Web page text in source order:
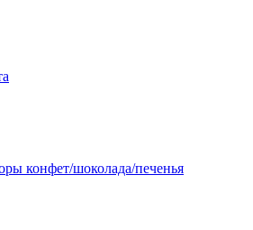
конфет/шоколада/печенья